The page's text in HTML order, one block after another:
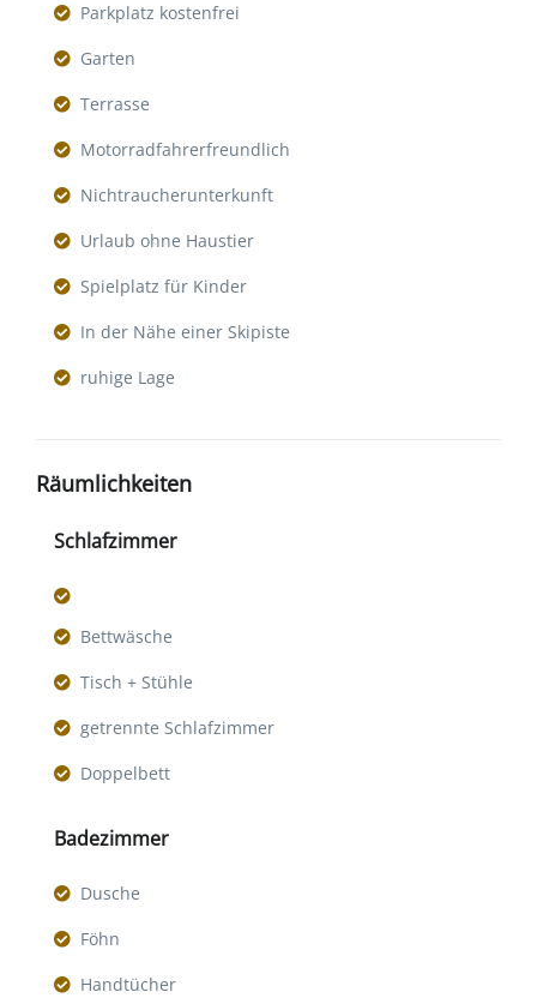
Parkplatz kostenfrei
Garten
Terrasse
Motorradfahrerfreundlich
Nichtraucherunterkunft
Urlaub ohne Haustier
Spielplatz für Kinder
In der Nähe einer Skipiste
ruhige Lage
Räumlichkeiten
Schlafzimmer
Bettwäsche
Tisch + Stühle
getrennte Schlafzimmer
Doppelbett
Badezimmer
Dusche
Föhn
Handtücher